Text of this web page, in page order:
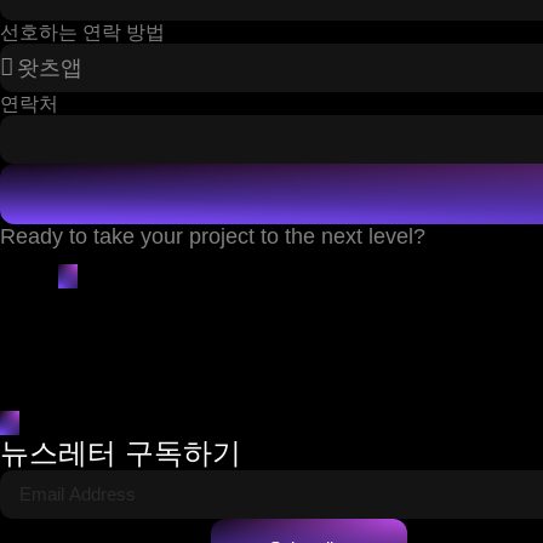
선호하는 연락 방법
연락처
Ready to take your project to the next level?
뉴스레터 구독하기